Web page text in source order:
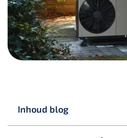
Inhoud blog